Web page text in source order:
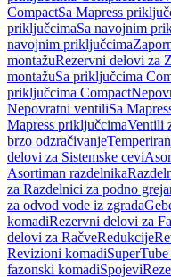
CompactSa Mapress
priključcimaSa navojnim
navojnim priključcima
montažuRezervni delovi za
montažuSa priključcima
priključcima Compact
Nepovratni ventiliSa
Mapress priključcimaVentili
brzo odzračivanje
delovi za Sistemske cevi
Asortiman razdelnika
za Razdelnici za podno
za odvod vode iz zgrada
komadiRezervni delovi za
delovi za RačveRedukcije
Revizioni komadi
fazonski komadiSpojevi